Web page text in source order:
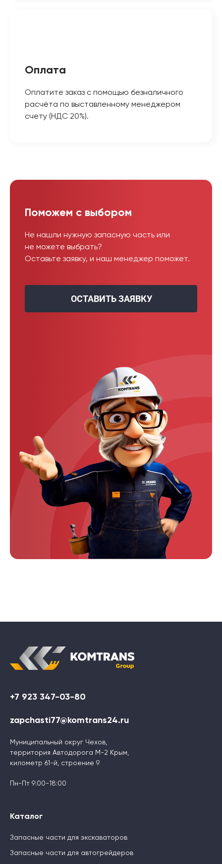
Оплата
Оплатите заказ с помощью безналичного
расчёта по выставленному менеджером
счету (НДС 20%).
Поможем с выбором
Не нашли нужную запасную часть или
не можете выбрать?
Оставьте заявку, и наш менеджер поможет.
ОСТАВИТЬ ЗАЯВКУ
+7 923 347-03-80
zapchasti77@komtrans24.ru
Муниципальный округ Чехов,
территория Автодорога М-2 Крым,
километр 61-й, строение 9
Пн-Пт 9:00-18:00
Каталог
Запасные части для экскаваторов
Запасные части для автогрейдеров